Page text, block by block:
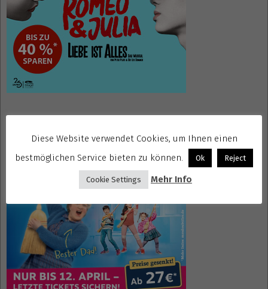
Diese Website verwendet Cookies, um Ihnen einen
bestmöglichen Service bieten zu können.
Ok Reject
Cookie Settings Mehr Info